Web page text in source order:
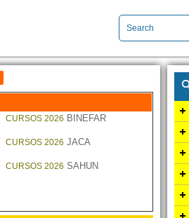
CURSOS 2026 BINEFAR
CURSOS 2026 JACA
CURSOS 2026 SAHUN